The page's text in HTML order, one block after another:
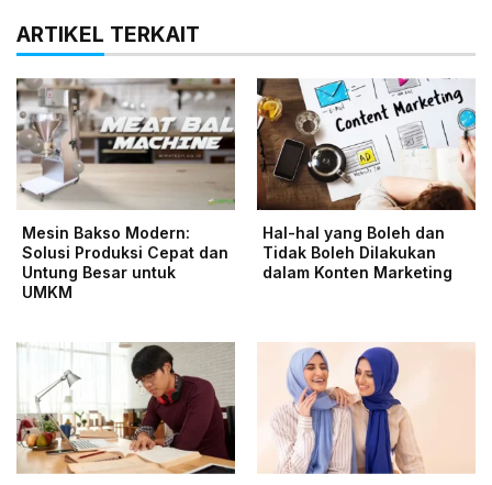
ARTIKEL TERKAIT
Mesin Bakso Modern:
Solusi Produksi Cepat dan
Untung Besar untuk
UMKM
Hal-hal yang Boleh dan
Tidak Boleh Dilakukan
dalam Konten Marketing